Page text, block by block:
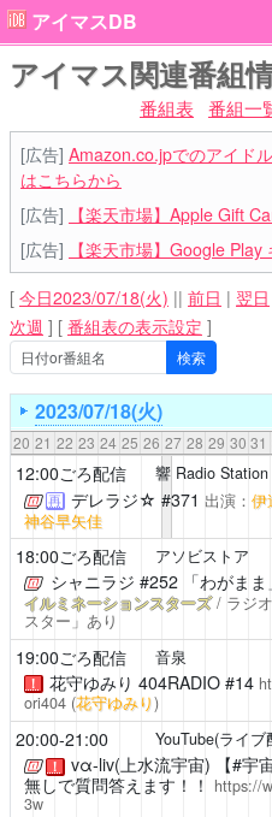
アイマスDB
アイマス関連番組
番組表 番組一
[広告] Amazon.co.jpでのアイド
はこちらから
[広告]
【楽天市場】Apple Gift
[広告]
【楽天市場】Google
[ 今日2023/07/18(火) || 前日 | 翌日
次週 ] [ 番組表の表示設定 ]
2023/07/18(火)
20 21 22 23 24 25 26 27 28 29 30 31
12:00ごろ配信 響 Radio Station
再 デレラジ☆ #371 出演： 伊
神谷早矢佳
18:00ごろ配信 アソビストア
シャニラジ #252 「わがまま
イルミネーションスターズ/ ラジ
スター」あり
19:00ごろ配信 音泉
！ 花守ゆみり 404RADIO#14
ori404 (花守ゆみり)
20:00-21:00 YouTube(ライブ
！ vα-liv(上水流宇宙) 【#宇
無しで質問答えます！！
https://
3w